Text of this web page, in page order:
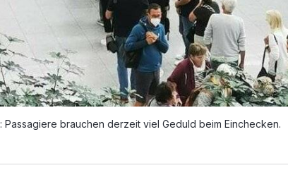
Passagiere brauchen derzeit viel Geduld beim Einchecken.